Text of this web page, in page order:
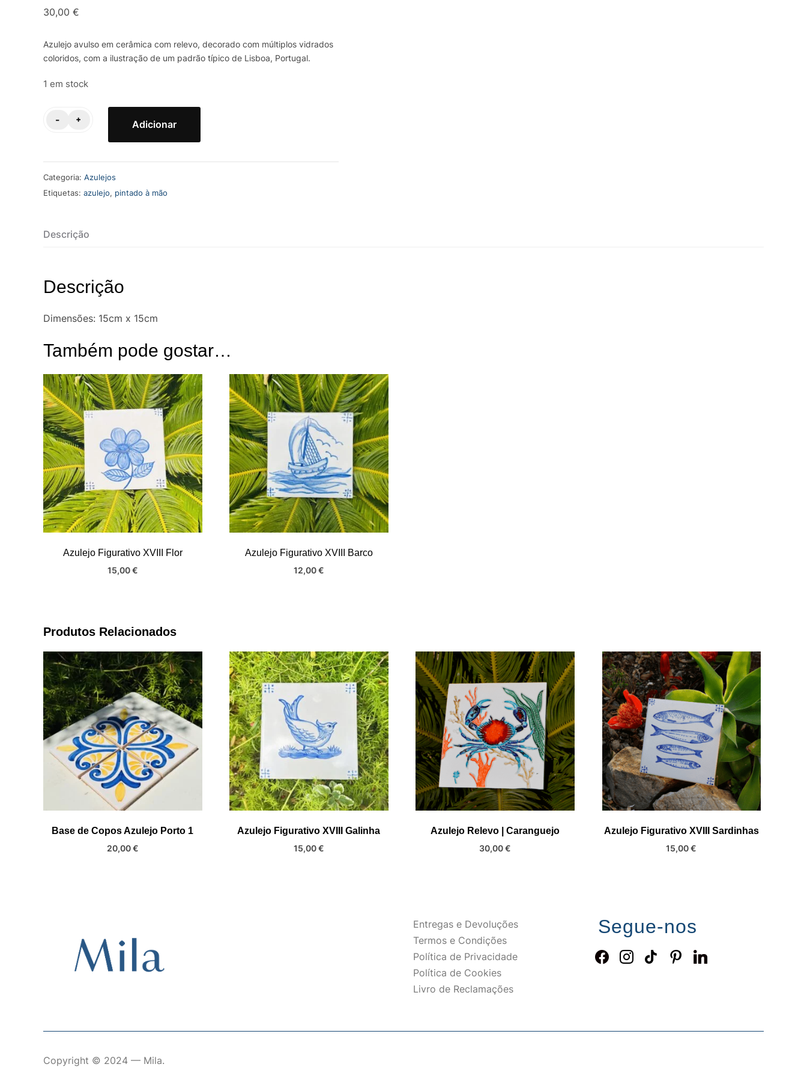
30,00 €
Azulejo avulso em cerâmica com relevo, decorado com múltiplos vidrados
coloridos, com a ilustração de um padrão típico de Lisboa, Portugal.
1 em stock
-
Quantidade
Relevo
|
Padrão
Mel
+ Adicionar
Categoria: Azulejos
Etiquetas: azulejo, pintado à mão
Descrição
Descrição
Dimensões: 15cm x 15cm
Também pode gostar…
Azulejo Figurativo XVIII Flor
15,00€
Azulejo Figurativo XVIII Barco
12,00€
Produtos Relacionados
Base de Copos Azulejo Porto 1
20,00€
Azulejo Figurativo XVIII Galinha
15,00€
Azulejo Relevo | Caranguejo
30,00€
Azulejo Figurativo XVIII Sardinhas
15,00€
Entregas e Devoluções
Termos e Condições
Política de Privacidade
Política de Cookies
Livro de Reclamações
Segue-nos
facebookinstagram
tiktok pinterestlinkedin
Copyright © 2024 — Mila.